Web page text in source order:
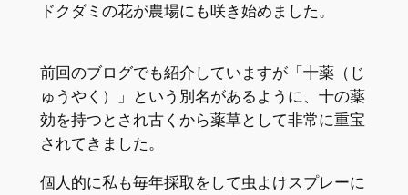
ドクダミの花が農場にも咲き始めました。
前回のブログでも紹介していますが「十薬（じ
ゅうやく）」という別名があるように、十の薬
効を持つとされ古くから薬草として非常に重宝
されてきました。
個人的に私も毎年採取をして虫よけスプレーに